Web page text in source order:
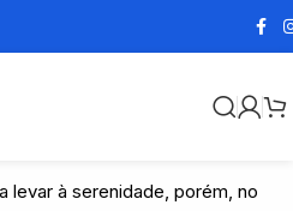
levar à serenidade, porém, no